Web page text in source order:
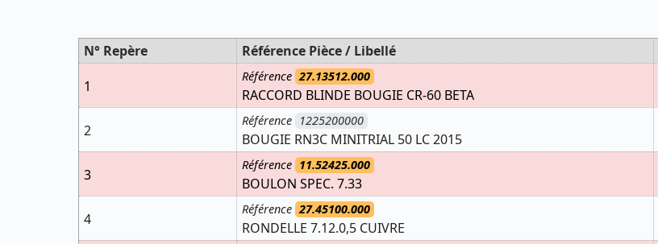
N° Repère Référence Pièce / Libellé
1
Référence 27.13512.000
RACCORD BLINDE BOUGIE CR-60 BETA
2
Référence 1225200000
BOUGIE RN3C MINITRIAL 50 LC 2015
3
Référence 11.52425.000
BOULON SPEC. 7.33
4
Référence 27.45100.000
RONDELLE 7.12.0,5 CUIVRE